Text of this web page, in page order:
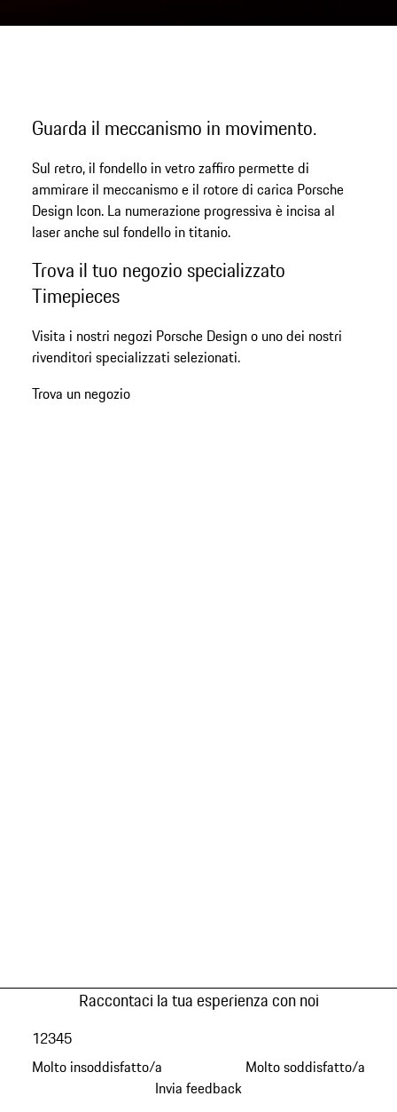
Guarda il meccanismo in movimento.
Sul retro, il fondello in vetro zaffiro permette di
ammirare il meccanismo e il rotore di carica Porsche
Design Icon. La numerazione progressiva è incisa al
laser anche sul fondello in titanio.
Trova il tuo negozio specializzato
Timepieces
Visita i nostri negozi Porsche Design o uno dei nostri
rivenditori specializzati selezionati.
Trova un negozio
Raccontaci la tua esperienza con noi
Molto insoddisfatto/a
12345
Molto soddisfatto/a
Invia feedback